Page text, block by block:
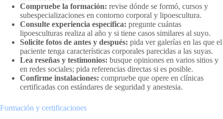
Compruebe la formación: revise dónde se formó, cursos y
subespecializaciones en contorno corporal y lipoescultura.
Consulte experiencia específica: pregunte cuántas
lipoesculturas realiza al año y si tiene casos similares al suyo.
Solicite fotos de antes y después: pida ver galerías en las que el
paciente tenga características corporales parecidas a las suyas.
Lea reseñas y testimonios: busque opiniones en varios sitios y
en redes sociales; pida referencias directas si es posible.
Confirme instalaciones: compruebe que opere en clínicas
certificadas con estándares de seguridad y anestesia.
Formación y certificaciones